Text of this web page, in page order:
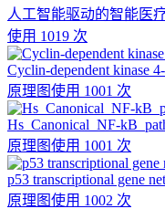
人工智能驱动的智能医
使用 1019 次
Cyclin-dependent kinase
原理图使用 1001 次
Hs_Canonical_NF-
原理图使用 1001 次
p53 transcriptional gene
原理图使用 1002 次